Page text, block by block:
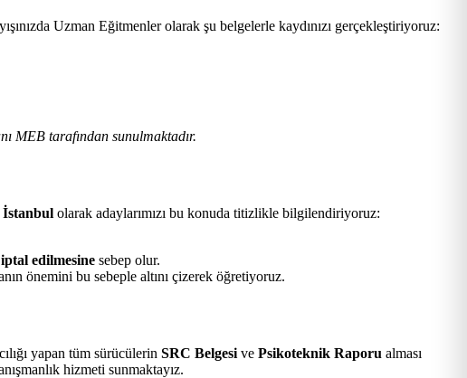
Uzman Eğitmenler olarak şu belgelerle kaydınızı gerçekleştiriyoruz:
MEB tarafından sunulmaktadır.
olarak adaylarımızı bu konuda titizlikle bilgilendiriyoruz:
iptal edilmesine sebep olur.
önemini bu sebeple altını çizerek öğretiyoruz.
yapan tüm sürücülerin SRC Belgesi ve Psikoteknik Raporu alması
hizmeti sunmaktayız.